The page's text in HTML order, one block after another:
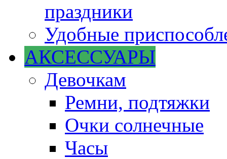
праздники
Удобные
АКСЕССУАРЫ
Девочкам
Ремни, подтяжки
Очки солнечные
Часы